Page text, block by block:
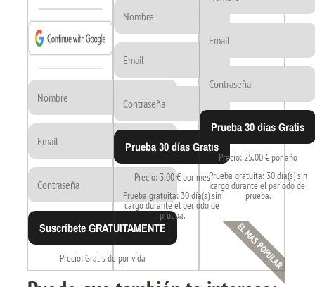
Suscríbete GRATUITAMENTE
Precio: Gratis de por vida
Prueba 30 días Gratis
Precio: 3,00 € por mes
Prueba gratuita: 30 día(s) sin
cargo durante el periodo de
prueba.
Prueba 30 días Gratis
Precio: 25,00 € por año
Prueba gratuita: 30 día(s) sin
cargo durante el periodo de
prueba.
EL MAS POPULAR